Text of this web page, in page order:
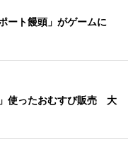
ート饅頭」がゲームに
使ったおむすび販売 大